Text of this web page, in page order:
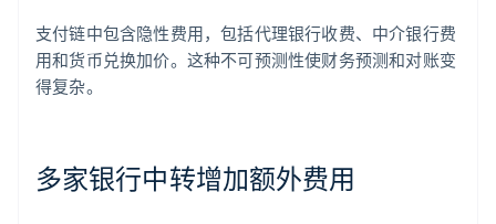
支付链中包含隐性费用，包括代理银行收费、中介银行费
用和货币兑换加价。这种不可预测性使财务预测和对账变
得复杂。
多家银行中转增加额外费用